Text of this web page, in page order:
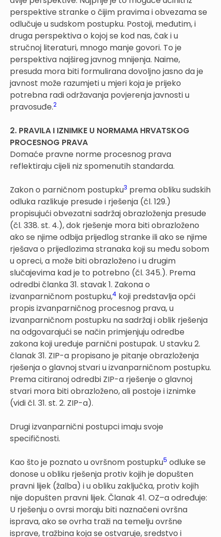
perspektive stranke o čijim pravima i obvezama se
odlučuje u sudskom postupku. Postoji, međutim, i
druga perspektiva o kojoj se kod nas, čak i u
stručnoj literaturi, mnogo manje govori. To je
perspektiva najšireg javnog mnijenja. Naime,
presuda mora biti formulirana dovoljno jasno da je
javnost može razumjeti u mjeri koja je prijeko
potrebna radi održavanja povjerenja javnosti u
pravosuđe.2
2. PRAVILA I IZNIMKE U NORMAMA HRVATSKOG
PROCESNOG PRAVA
Domaće pravne norme procesnog prava
reflektiraju cijeli niz spomenutih standarda.
Zakon o parničnom postupku3 prema obliku sudskih
odluka razlikuje presude i rješenja (čl. 129.)
propisujući obvezatni sadržaj obrazloženja presude
(čl. 338. st. 4.), dok rješenje mora biti obrazloženo
ako se njime odbija prijedlog stranke ili ako se njime
rješava o prijedlozima stranaka koji su među sobom
u opreci, a može biti obrazloženo i u drugim
slučajevima kad je to potrebno (čl. 345.). Prema
odredbi članka 31. stavak 1. Zakona o
izvanparničnom postupku,4 koji predstavlja opći
propis izvanparničnog procesnog prava, u
izvanparničnom postupku na sadržaj i oblik rješenja
na odgovarajući se način primjenjuju odredbe
zakona koji uređuje parnični postupak. U stavku 2.
članak 31. ZIP-a propisano je pitanje obrazloženja
rješenja o glavnoj stvari u izvanparničnom postupku.
Prema citiranoj odredbi ZIP-a rješenje o glavnoj
stvari mora biti obrazloženo, ali postoje i iznimke
(vidi čl. 31. st. 2. ZIP-a).
Drugi izvanparnični postupci imaju svoje
specifičnosti.
Kao što je poznato u ovršnom postupku5 odluke se
donose u obliku rješenja protiv kojih je dopušten
pravni lijek (žalba) i u obliku zaključka, protiv kojih
nije dopušten pravni lijek. Članak 41. OZ–a određuje:
U rješenju o ovrsi moraju biti naznačeni ovršna
isprava, ako se ovrha traži na temelju ovršne
isprave, tražbina koja se ostvaruje, sredstvo i